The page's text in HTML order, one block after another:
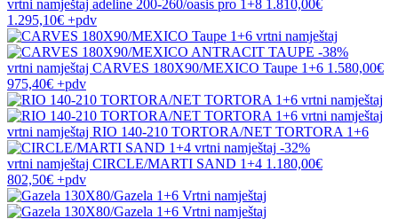
vrtni namještaj adeline 200-260/oasis pro 1+8 1.810,00€
1.295,10€ +pdv
-38%
vrtni namještaj CARVES 180X90/MEXICO Taupe 1+6 1.580,00€
975,40€ +pdv
vrtni namještaj RIO 140-210 TORTORA/NET TORTORA 1+6
-32%
vrtni namještaj CIRCLE/MARTI SAND 1+4 1.180,00€
802,50€ +pdv